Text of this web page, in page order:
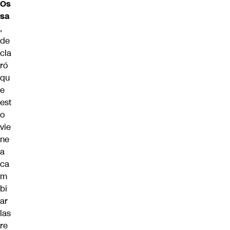
Os
sa
,
de
cla
ró
qu
e
est
o
vie
ne
a
ca
m
bi
ar
las
re